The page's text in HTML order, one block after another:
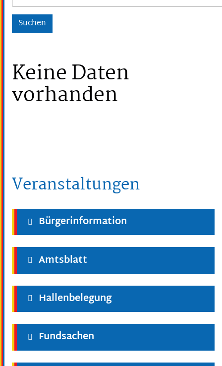
Keine Daten
vorhanden
Veranstaltungen
Bürgerinformation
Amtsblatt
Hallenbelegung
Fundsachen